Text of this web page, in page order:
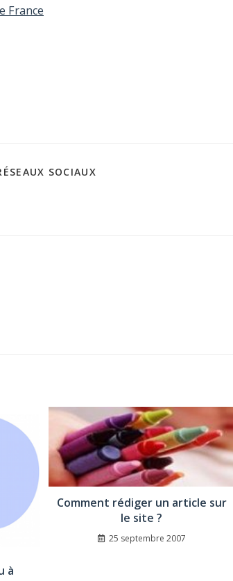
France
SOCIAUX
à
Comment rédiger un article sur
le site ?
25 septembre 2007